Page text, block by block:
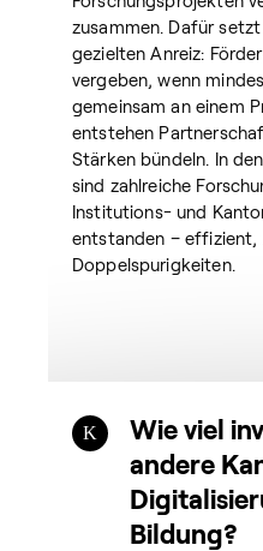
zusammen. Dafür setzt
gezielten Anreiz:
vergeben, wenn
gemeinsam an einem
entstehen
Stärken bündeln. In
sind zahlreiche
Institutions- und
entstanden –
Doppelspurigkeiten.
Wie viel
andere
Bildung?